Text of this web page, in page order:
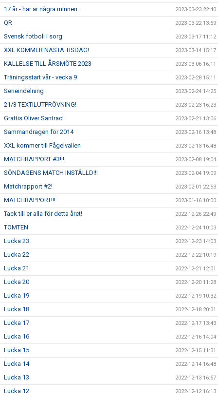
17 år - här är några minnen… 2023-03-23 22:40
QR 2023-03-22 13:59
Svensk fotboll i sorg 2023-03-17 11:12
XXL KOMMER NÄSTA TISDAG! 2023-03-14 15:17
KALLELSE TILL ÅRSMÖTE 2023 2023-03-06 16:11
Träningsstart vår - vecka 9 2023-02-28 15:11
Serieindelning 2023-02-24 14:25
21/3 TEXTILUTPRÖVNING! 2023-02-23 16:23
Grattis Oliver Santrac! 2023-02-21 13:06
Sammandragen för 2014 2023-02-16 13:48
XXL kommer till Fågelvallen 2023-02-13 16:48
MATCHRAPPORT #3!!! 2023-02-08 19:04
SÖNDAGENS MATCH INSTÄLLD!!! 2023-02-04 19:09
Matchrapport #2! 2023-02-01 22:53
MATCHRAPPORT!!! 2023-01-16 10:00
Tack till er alla för detta året! 2022-12-26 22:49
TOMTEN 2022-12-24 10:03
Lucka 23 2022-12-23 14:03
Lucka 22 2022-12-22 10:19
Lucka 21 2022-12-21 12:01
Lucka 20 2022-12-20 11:28
Lucka 19 2022-12-19 10:32
Lucka 18 2022-12-18 20:31
Lucka 17 2022-12-17 13:43
Lucka 16 2022-12-16 14:04
Lucka 15 2022-12-15 11:31
Lucka 14 2022-12-14 16:48
Lucka 13 2022-12-13 16:57
Lucka 12 2022-12-12 16:13